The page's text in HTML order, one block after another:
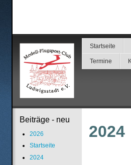
Startseite
Termine
2024
Beiträge - neu
2026
Startseite
2024